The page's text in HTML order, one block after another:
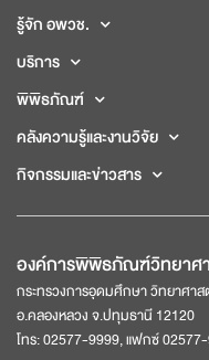
รู้จัก อพวช.
บริการ
พิพิธภัณฑ์
คลังความรู้และงานวิจัย
กิจกรรมและข่าวสาร
องค์การพิพิธภัณฑ์วิทยาศ
กระทรวงการอุดมศึกษา วิทยาศา
อ.คลองหลวง จ.ปทุมธานี 12120
โทร: 02577-9999, แฟกซ์